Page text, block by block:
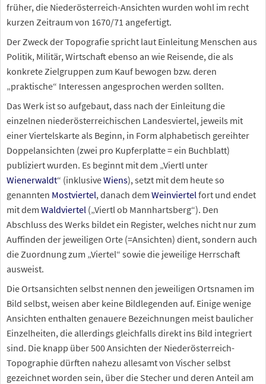
früher, die Niederösterreich-Ansichten wurden wohl im recht
kurzen Zeitraum von 1670/71 angefertigt.
Der Zweck der Topografie spricht laut Einleitung Menschen aus
Politik, Militär, Wirtschaft ebenso an wie Reisende, die als
konkrete Zielgruppen zum Kauf bewogen bzw. deren
„praktische“ Interessen angesprochen werden sollten.
Das Werk ist so aufgebaut, dass nach der Einleitung die
einzelnen niederösterreichischen Landesviertel, jeweils mit
einer Viertelskarte als Beginn, in Form alphabetisch gereihter
Doppelansichten (zwei pro Kupferplatte = ein Buchblatt)
publiziert wurden. Es beginnt mit dem „Viertl unter
Wienerwaldt“ (inklusiveWiens), setzt mit dem heute so
genannten Mostviertel, danach dem Weinviertel fort und endet
mit dem Waldviertel („Viertl ob Mannhartsberg“). Den
Abschluss des Werks bildet ein Register, welches nicht nur zum
Auffinden der jeweiligen Orte (=Ansichten) dient, sondern auch
die Zuordnung zum „Viertel“ sowie die jeweilige Herrschaft
ausweist.
Die Ortsansichten selbst nennen den jeweiligen Ortsnamen im
Bild selbst, weisen aber keine Bildlegenden auf. Einige wenige
Ansichten enthalten genauere Bezeichnungen meist baulicher
Einzelheiten, die allerdings gleichfalls direkt ins Bild integriert
sind. Die knapp über 500 Ansichten der Niederösterreich-
Topographie dürften nahezu allesamt von Vischer selbst
gezeichnet worden sein, über die Stecher und deren Anteil am